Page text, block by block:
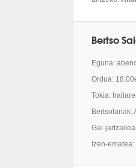
Bertso
Eguna:
Ordua:
Tokia:
Bertsolariak:
Gai-
Izen-ematea: